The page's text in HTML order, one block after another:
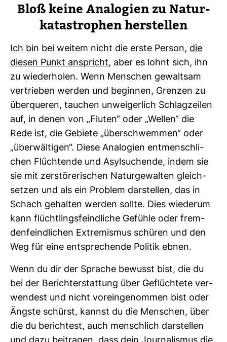
Bloß keine Ana­lo­gien zu Natur­
ka­ta­stro­phen her­stellen
Ich bin bei weitem nicht die erste Person, die
diesen Punkt anspricht, aber es lohnt sich, ihn
zu wie­der­holen. Wenn Men­schen gewaltsam
ver­trieben werden und beginnen, Grenzen zu
über­queren, tau­chen unwei­ger­lich Schlag­zeilen
auf, in denen von „Fluten“ oder „Wellen“ die
Rede ist, die Gebiete „über­schwemmen“ oder
„über­wäl­tigen“. Diese Ana­lo­gien ent­mensch­li­
chen Flüch­tende und Asyl­su­chende, indem sie
sie mit zer­stö­re­ri­schen Natur­ge­walten gleich­
setzen und als ein Pro­blem dar­stellen, das in
Schach gehalten werden sollte. Dies wie­derum
kann flücht­lings­feind­liche Gefühle oder frem­
den­feind­li­chen Extre­mismus schüren und den
Weg für eine ent­spre­chende Politik ebnen.
Wenn du dir der Sprache bewusst bist, die du
bei der Bericht­erstat­tung über Geflüch­tete ver­
wen­dest und nicht vor­ein­ge­nommen bist oder
Ängste schürst, kannst du die Men­schen, über
die du berich­test, auch mensch­lich dar­stellen